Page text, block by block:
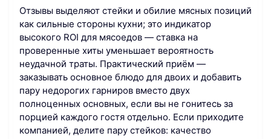
Отзывы выделяют стейки и обилие мясных позиций
как сильные стороны кухни; это индикатор
высокого ROI для мясоедов — ставка на
проверенные хиты уменьшает вероятность
неудачной траты. Практический приём —
заказывать основное блюдо для двоих и добавить
пару недорогих гарниров вместо двух
полноценных основных, если вы не гонитесь за
порцией каждого гостя отдельно. Если приходите
компанией, делите пару стейков: качество